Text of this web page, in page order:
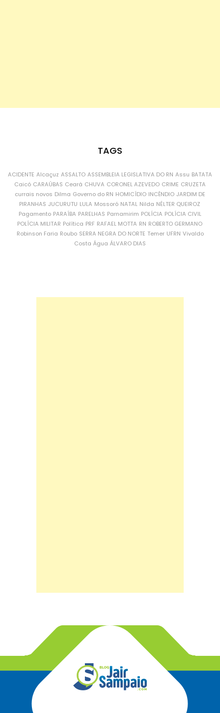
TAGS
ACIDENTE Alcaçuz ASSALTO ASSEMBLEIA LEGISLATIVA DO RN Assu BATATA
Caicó CARAÚBAS Ceará CHUVA CORONEL AZEVEDO CRIME CRUZETA
currais novos Dilma Governo do RN HOMICÍDIO INCÊNDIO JARDIM DE
PIRANHAS JUCURUTU LULA Mossoró NATAL Nilda NÉLTER QUEIROZ
Pagamento PARAÍBA PARELHAS Parnamirim POLÍCIA POLÍCIA CIVIL
POLÍCIA MILITAR Política PRF RAFAEL MOTTA RN ROBERTO GERMANO
Robinson Faria Roubo SERRA NEGRA DO NORTE Temer UFRN Vivaldo
Costa Água ÁLVARO DIAS